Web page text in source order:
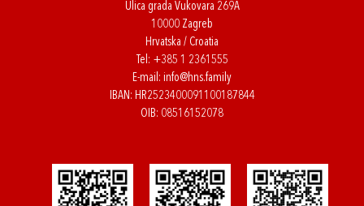
Ulica grada Vukovara 269A
10000 Zagreb
Hrvatska / Croatia
Tel: +385 1 2361555
E-mail: info@hns.family
IBAN: HR2523400091100187844
OIB: 08516152078